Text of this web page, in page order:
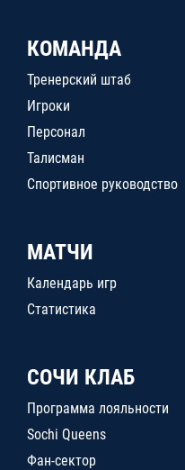
КОМАНДА
Тренерский штаб
Игроки
Персонал
Талисман
Спортивное руководство
МАТЧИ
Календарь игр
Статистика
СОЧИ КЛАБ
Программа лояльности
Sochi Queens
Фан-сектор